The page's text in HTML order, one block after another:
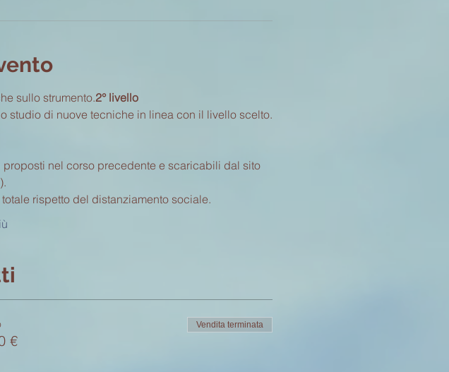
sullo strumento.2° livello
studio di nuove tecniche in linea con il livello scelto.
nel corso precedente e scaricabili dal sito
rispetto del distanziamento sociale.
€
Vendita terminata